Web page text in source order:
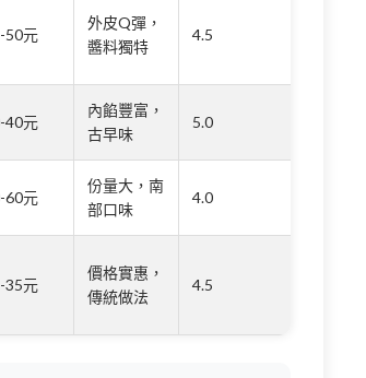
50元
外皮Q彈，
醬料獨特
4.5
40元
內餡豐富，
古早味
5.0
60元
份量大，南
部口味
4.0
35元
價格實惠，
傳統做法
4.5